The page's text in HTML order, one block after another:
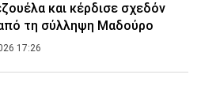
και κέρδισε σχεδόν
τη σύλληψη Μαδούρο
17:26